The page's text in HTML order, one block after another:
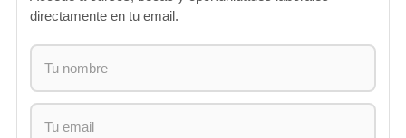
directamente en tu email.